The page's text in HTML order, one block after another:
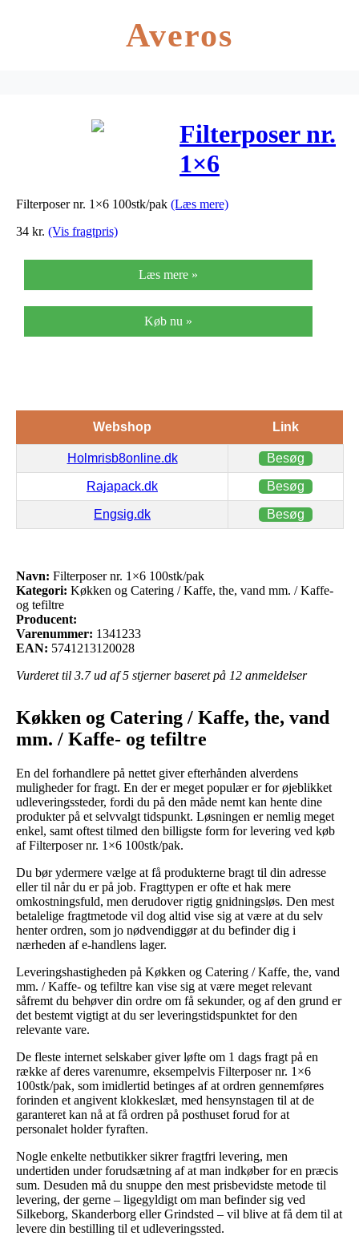
Averos
Filterposer nr.
1×6
100stk/pak
Filterposer nr. 1×6 100stk/pak (Læs mere)
34 kr. (Vis fragtpris)
Læs mere »
Køb nu »
Webshop Link
Holmrisb8online.dk Besøg
Rajapack.dk Besøg
Engsig.dk Besøg
Navn: Filterposer nr. 1×6 100stk/pak
Kategori: Køkken og Catering / Kaffe, the, vand mm. / Kaffe-
og tefiltre
Producent:
Varenummer: 1341233
EAN: 5741213120028
Vurderet til 3.7ud af 5 stjerner baseret på 12 anmeldelser
Køkken og Catering / Kaffe, the, vand
mm. / Kaffe- og tefiltre
En del forhandlere på nettet giver efterhånden alverdens
muligheder for fragt. En der er meget populær er for øjeblikket
udleveringssteder, fordi du på den måde nemt kan hente dine
produkter på et selvvalgt tidspunkt. Løsningen er nemlig meget
enkel, samt oftest tilmed den billigste form for levering ved køb
af Filterposer nr. 1×6 100stk/pak.
Du bør ydermere vælge at få produkterne bragt til din adresse
eller til når du er på job. Fragttypen er ofte et hak mere
omkostningsfuld, men derudover rigtig gnidningsløs. Den mest
betalelige fragtmetode vil dog altid vise sig at være at du selv
henter ordren, som jo nødvendiggør at du befinder dig i
nærheden af e-handlens lager.
Leveringshastigheden på Køkken og Catering / Kaffe, the, vand
mm. / Kaffe- og tefiltre kan vise sig at være meget relevant
såfremt du behøver din ordre om få sekunder, og af den grund er
det bestemt vigtigt at du ser leveringstidspunktet for den
relevante vare.
De fleste internet selskaber giver løfte om 1 dags fragt på en
række af deres varenumre, eksempelvis Filterposer nr. 1×6
100stk/pak, som imidlertid betinges af at ordren gennemføres
forinden et angivent klokkeslæt, med hensynstagen til at de
garanteret kan nå at få ordren på posthuset forud for at
personalet holder fyraften.
Nogle enkelte netbutikker sikrer fragtfri levering, men
undertiden under forudsætning af at man indkøber for en præcis
sum. Desuden må du snuppe den mest prisbevidste metode til
levering, der gerne – ligegyldigt om man befinder sig ved
Silkeborg, Skanderborg eller Grindsted – vil blive at få dem til at
levere din bestilling til et udleveringssted.